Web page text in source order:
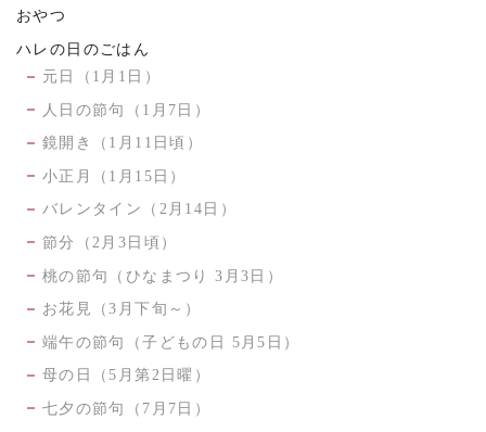
おやつ
ハレの日のごはん
元日（1月1日）
人日の節句（1月7日）
鏡開き（1月11日頃）
小正月（1月15日）
バレンタイン（2月14日）
節分（2月3日頃）
桃の節句（ひなまつり 3月3日）
お花見（3月下旬～）
端午の節句（子どもの日 5月5日）
母の日（5月第2日曜）
七夕の節句（7月7日）